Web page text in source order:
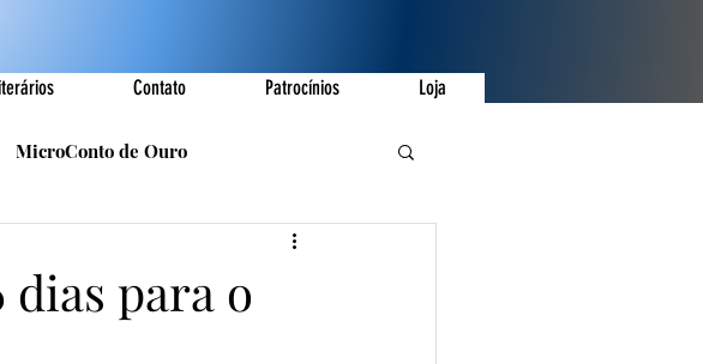
Contato Patrocínios Loja
MicroConto de Ouro
dias para o